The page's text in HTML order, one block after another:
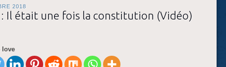
2018
: Il était une fois la constitution (Vidéo)
love